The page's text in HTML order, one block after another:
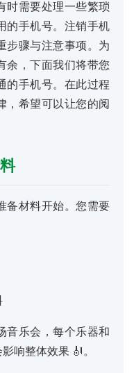
时需要处理一些繁琐
的手机号。注销手机
步骤与注意事项。为
余，下面我们将带您
的手机号。在此过程
，希望可以让您的阅
备材料开始。您需要
音乐会，每个乐器和
响整体效果 🎻。